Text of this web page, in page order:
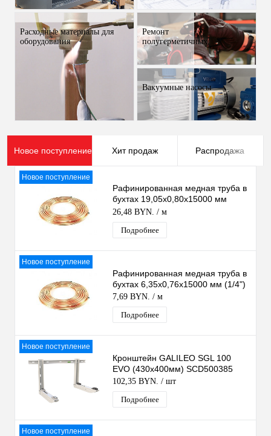
Барановичи
Расходные материалы для
оборудования
Ремонт
полугерметичных
Вакуумные насосы
Новое поступление Хит продаж Распродажа
Новое поступление
Рафинированная медная труба в
бухтах 19,05х0,80х15000 мм
(3/4")
26,48 BYN. / м
Подробнее
Новое поступление
Рафинированная медная труба в
бухтах 6,35х0,76х15000 мм (1/4")
7,69 BYN. / м
Подробнее
Новое поступление
Кронштейн GALILEO SGL 100
EVO (430x400мм) SCD500385
102,35 BYN. / шт
Подробнее
Новое поступление